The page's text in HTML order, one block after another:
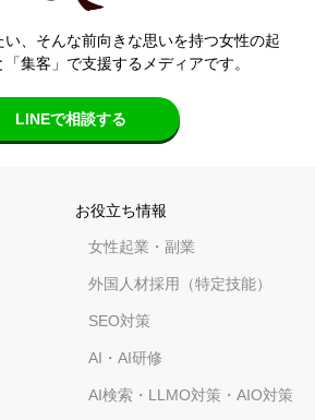
、そんな前向きな思いを持つ女性の起
集客」で支援するメディアです。
LINEで相談する
お役立ち情報
女性起業・副業
外国人材採用（特定技能）
SEO対策
AI・AI研修
AI検索・LLMO対策・AIO対策